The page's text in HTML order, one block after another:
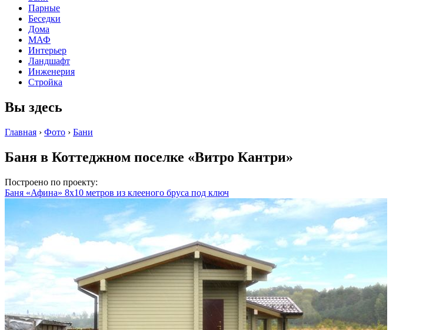
Парные
Беседки
Дома
МАФ
Интерьер
Ландшафт
Инженерия
Стройка
Вы здесь
Главная › Фото › Бани
Баня в Коттеджном поселке «Витро Кантри»
Построено по проекту:
Баня «Афина» 8х10 метров из клееного бруса под ключ